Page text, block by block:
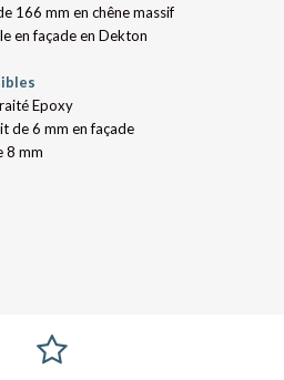
166 mm en chêne massif
en façade en Dekton
Epoxy
de 6 mm en façade
8 mm